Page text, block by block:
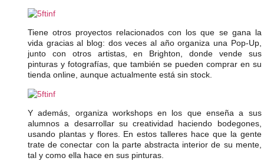
Tiene otros proyectos relacionados con los que se gana la
vida gracias al blog: dos veces al año organiza una Pop-Up,
junto con otros artistas, en Brighton, donde vende sus
pinturas y fotografías, que también se pueden comprar en su
tienda online, aunque actualmente está sin stock.
Y además, organiza workshops en los que enseña a sus
alumnos a desarrollar su creatividad haciendo bodegones,
usando plantas y flores. En estos talleres hace que la gente
trate de conectar con la parte abstracta interior de su mente,
tal y como ella hace en sus pinturas.